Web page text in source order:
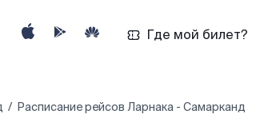
Где мой билет?
Расписание рейсов Ларнака - Самарканд